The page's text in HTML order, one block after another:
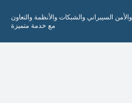
السيبراني والشبكات والأنظمة والتعاون
مع خدمة متميزة